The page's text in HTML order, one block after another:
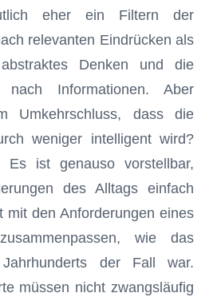
eher ein Filtern der
relevanten Eindrücken als
abstraktes Denken und die
nach Informationen. Aber
Umkehrschluss, dass die
weniger intelligent wird?
Es ist genauso vorstellbar,
des Alltags einfach
mit den Anforderungen eines
wie das
der Fall war.
müssen nicht zwangsläufig